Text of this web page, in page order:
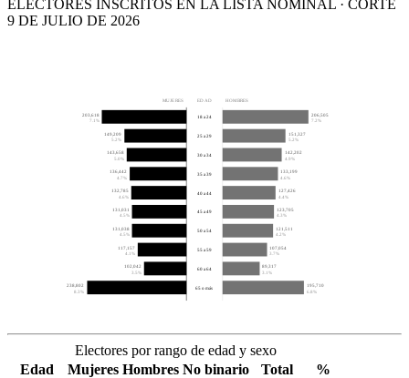
ELECTORES INSCRITOS EN LA LISTA NOMINAL · CORTE
9 DE JULIO DE 2026
MUJERES EDAD HOMBRES
203,618
7.1%
206,505
7.2%
18 a 24
149,209
5.2%
151,327
5.2%
25 a 29
143,658
5.0%
142,202
4.9%
30 a 34
136,442
4.7%
133,199
4.6%
35 a 39
132,785
4.6%
127,426
4.4%
40 a 44
131,031
4.5%
123,705
4.3%
45 a 49
131,038
4.5%
121,511
4.2%
50 a 54
117,157
4.1%
107,054
3.7%
55 a 59
102,042
3.5%
89,317
3.1%
60 a 64
238,802
8.3%
195,710
6.8%
65 o más
Electores por rango de edad y sexo
Edad
Mujeres Hombres No binario Total
%